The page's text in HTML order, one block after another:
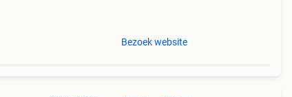
Bezoek website